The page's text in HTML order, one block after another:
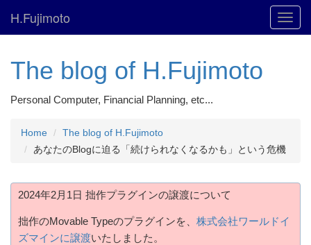
H.Fujimoto
The blog of H.Fujimoto
Personal Computer, Financial Planning, etc...
Home
The blog of H.Fujimoto
あなたのBlogに迫る「続けられなくなるかも」という危機
2024年2月1日 拙作プラグインの譲渡について
拙作のMovable Typeのプラグインを、 株式会社ワールドイ
ズマインに譲渡いたしました。